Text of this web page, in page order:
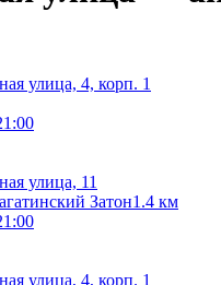
улица, 4, корп. 1
улица, 11
Затон1.4 км
улица, 4, корп. 1